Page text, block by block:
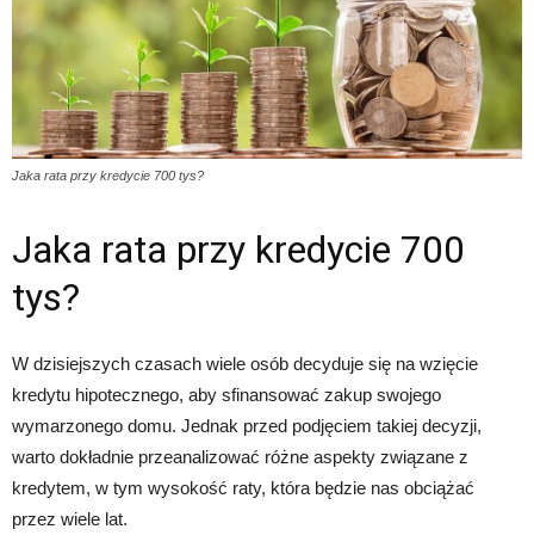
Jaka rata przy kredycie 700 tys?
Jaka rata przy kredycie 700
tys?
W dzisiejszych czasach wiele osób decyduje się na wzięcie
kredytu hipotecznego, aby sfinansować zakup swojego
wymarzonego domu. Jednak przed podjęciem takiej decyzji,
warto dokładnie przeanalizować różne aspekty związane z
kredytem, w tym wysokość raty, która będzie nas obciążać
przez wiele lat.